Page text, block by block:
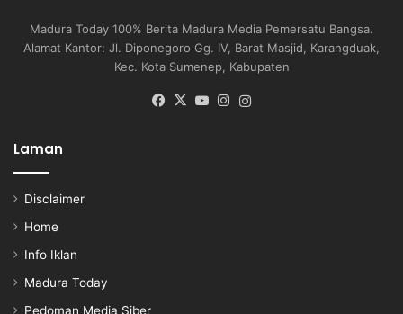
Madura Today 100% Berita Madura Media Pemersatu Bangsa.
Alamat Kantor: Jl. Diponegoro Gg. IV, Barat Masjid, Karangduak,
Kec. Kota Sumenep, Kabupaten
Facebook
X YouTubeInstagram
Laman
Disclaimer
Home
Info Iklan
Madura Today
Pedoman Media Siber